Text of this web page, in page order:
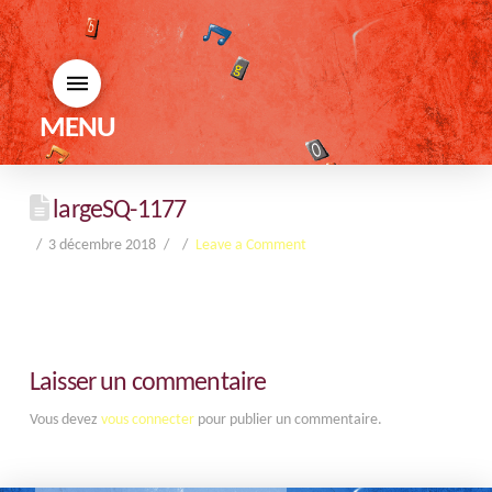
MENU
largeSQ-1177
3 décembre 2018 Leave a Comment
Laisser un commentaire
Vous devez vous connecterpour publier un commentaire.